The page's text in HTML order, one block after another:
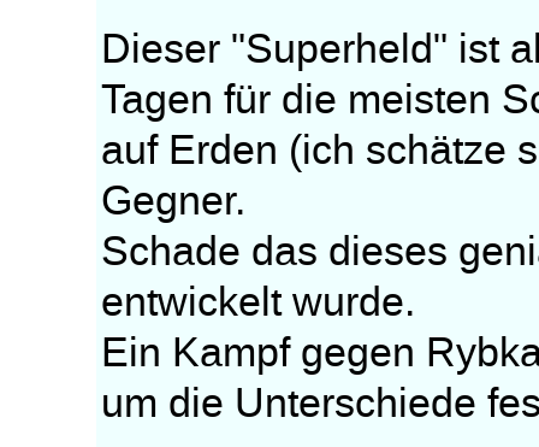
Dieser "Superheld" ist
Tagen für die meisten
auf Erden (ich schätze
Gegner.
Schade das dieses
entwickelt wurde.
Ein Kampf gegen
um die Unterschiede